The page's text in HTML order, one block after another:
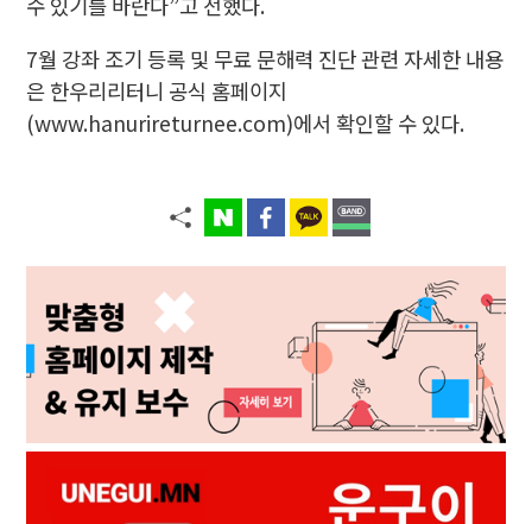
7월 강좌 조기 등록 및 무료 문해력 진단 관련 자세한 내용
은 한우리리터니 공식 홈페이지
(www.hanurireturnee.com)에서 확인할 수 있다.